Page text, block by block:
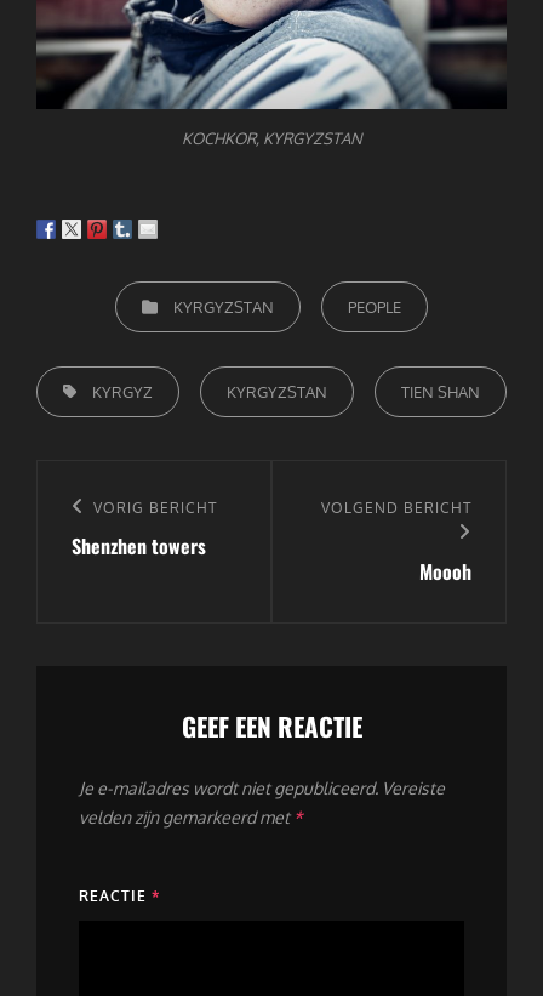
KOCHKOR, KYRGYZSTAN
CATEGORIEËN
KYRGYZSTAN PEOPLE
TAGS,
KYRGYZ KYRGYZSTAN TIEN SHAN
navigatie
Vorig
bericht
VORIG BERICHT
Shenzhen towers
Volgend
VOLGEND BERICHT
Moooh
GEEF EEN REACTIE
Je e-mailadres wordt niet gepubliceerd. Vereiste
velden zijn gemarkeerd met *
REACTIE *